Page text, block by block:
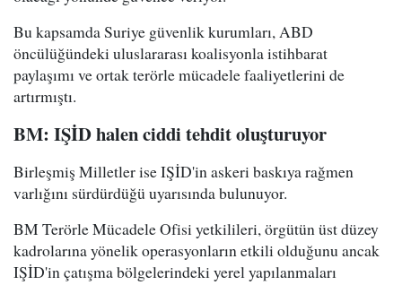
Bu kapsamda Suriye güvenlik kurumları, ABD
öncülüğündeki uluslararası koalisyonla istihbarat
paylaşımı ve ortak terörle mücadele faaliyetlerini de
artırmıştı.
BM: IŞİD halen ciddi tehdit oluşturuyor
Birleşmiş Milletler ise IŞİD'in askeri baskıya rağmen
varlığını sürdürdüğü uyarısında bulunuyor.
BM Terörle Mücadele Ofisi yetkilileri, örgütün üst düzey
kadrolarına yönelik operasyonların etkili olduğunu ancak
IŞİD'in çatışma bölgelerindeki yerel yapılanmaları